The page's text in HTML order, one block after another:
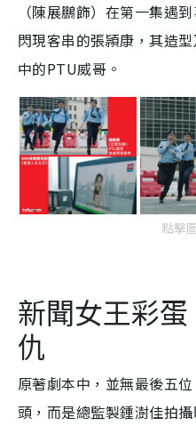
（陳展鵬飾）在第一集遇
閃現客串的張頴康，其造
中的PTU威哥。
點擊
新聞女王彩
仇
原著劇本中，並無最後五
頭，而是總監製鍾澍佳拍